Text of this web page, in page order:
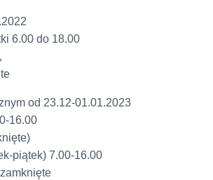
6.00 do 18.00
od 23.12-01.01.2023
16.00
piątek) 7.00-16.00